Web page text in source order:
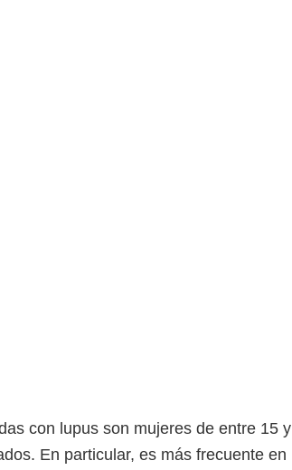
con lupus son mujeres de entre 15 y
En particular, es más frecuente en